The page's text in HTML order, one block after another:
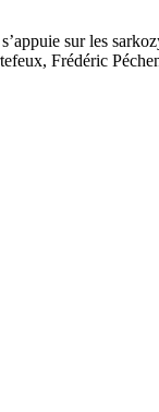
Frédéric